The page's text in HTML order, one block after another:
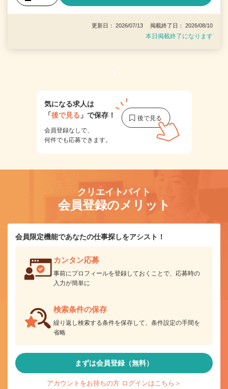
更新日： 2026/07/13 掲載終了日： 2026/08/10
本日掲載終了になります
1
気になる求人は
「後で見る 」で保存！
会員登録なしで、
何件でも応募できます。
クリエイトバイト
会員登録のメリット
会員限定機能であなたの仕事探しをアシスト！
カンタン応募
事前にプロフィールを登録しておくことで、応募時の
入力が簡単に
検索条件の保存
繰り返し検索する条件を保存して、条件設定の手間を
省略
まずは会員登録（無料）
アカウントをお持ちの方 ログインはこちら＞